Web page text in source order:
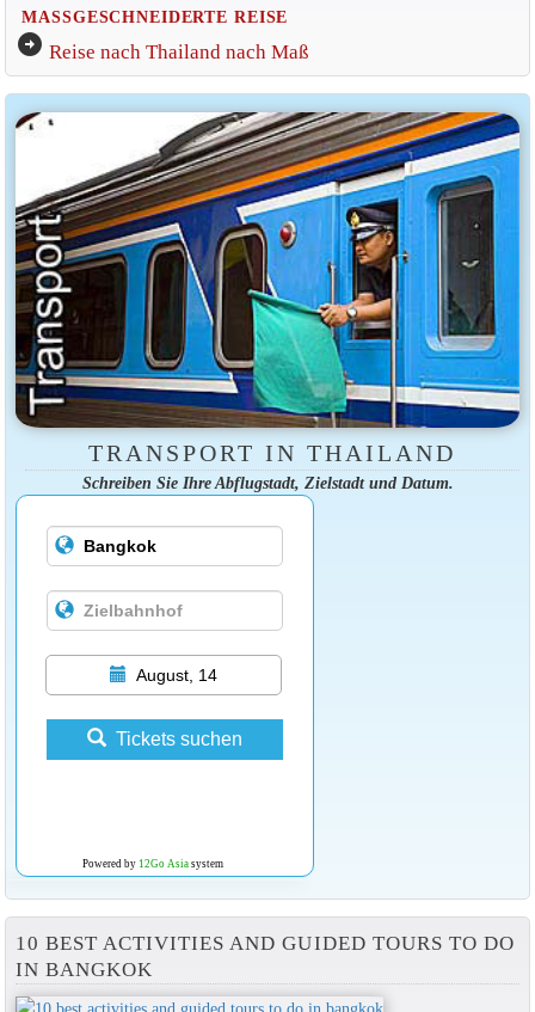
MASSGESCHNEIDERTE REISE
arrow_circle_right Reise nach Thailand nach Maß
TRANSPORT IN THAILAND
Schreiben Sie Ihre Abflugstadt, Zielstadt und Datum.
August, 14
Tickets suchen
Powered by 12Go Asiasystem
10 BEST ACTIVITIES AND GUIDED TOURS TO DO
IN BANGKOK